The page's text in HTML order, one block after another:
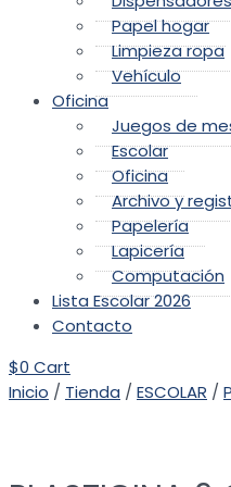
Papel hogar
Limpieza ropa
Vehículo
Oficina
Juegos de
Escolar
Oficina
Archivo y
Papelería
Lapicería
Computación
Lista Escolar 2026
Contacto
$0 Cart
Inicio / Tienda / ESCOLAR /